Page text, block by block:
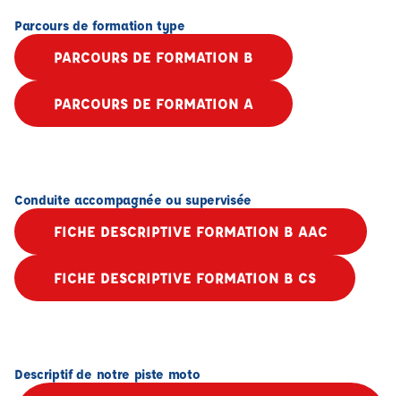
Parcours de formation type
PARCOURS DE FORMATION B
PARCOURS DE FORMATION A
Conduite accompagnée ou supervisée
FICHE DESCRIPTIVE FORMATION B AAC
FICHE DESCRIPTIVE FORMATION B CS
Descriptif de notre piste moto